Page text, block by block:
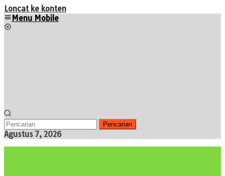
Loncat ke konten
Menu Mobile
Pencarian
Agustus 7, 2026